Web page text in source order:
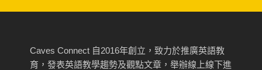
Caves Connect 自2016年創立，致力於推廣英語教
育，發表英語教學趨勢及觀點文章，舉辦線上線下進